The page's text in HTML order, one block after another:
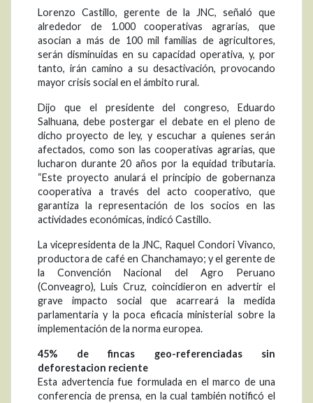
Lorenzo Castillo, gerente de la JNC, señaló que
alrededor de 1.000 cooperativas agrarias, que
asocian a más de 100 mil familias de agricultores,
serán disminuidas en su capacidad operativa, y, por
tanto, irán camino a su desactivación, provocando
mayor crisis social en el ámbito rural.
Dijo que el presidente del congreso, Eduardo
Salhuana, debe postergar el debate en el pleno de
dicho proyecto de ley, y escuchar a quienes serán
afectados, como son las cooperativas agrarias, que
lucharon durante 20 años por la equidad tributaria.
“Este proyecto anulará el principio de gobernanza
cooperativa a través del acto cooperativo, que
garantiza la representación de los socios en las
actividades económicas, indicó Castillo.
La vicepresidenta de la JNC, Raquel Condori Vivanco,
productora de café en Chanchamayo; y el gerente de
la Convención Nacional del Agro Peruano
(Conveagro), Luis Cruz, coincidieron en advertir el
grave impacto social que acarreará la medida
parlamentaria y la poca eficacia ministerial sobre la
implementación de la norma europea.
45% de fincas geo-referenciadas sin
deforestacion reciente
Esta advertencia fue formulada en el marco de una
conferencia de prensa, en la cual también notificó el